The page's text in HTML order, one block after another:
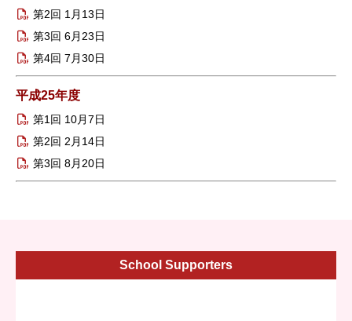
第2回 1月13日
第3回 6月23日
第4回 7月30日
平成25年度
第1回 10月7日
第2回 2月14日
第3回 8月20日
School Supporters